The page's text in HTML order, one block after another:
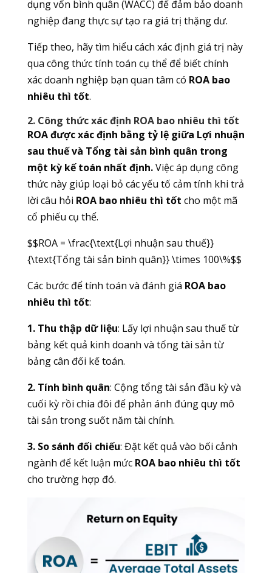
dụng vốn bình quân (WACC) để đảm bảo doanh
nghiệp đang thực sự tạo ra giá trị thặng dư.
Tiếp theo, hãy tìm hiểu cách xác định giá trị này
qua công thức tính toán cụ thể để biết chính
xác doanh nghiệp bạn quan tâm có ROA bao
nhiêu thì tốt.
2. Công thức xác định ROA bao nhiêu thì tốt
ROA được xác định bằng tỷ lệ giữa Lợi nhuận
sau thuế và Tổng tài sản bình quân trong
một kỳ kế toán nhất định.Việc áp dụng công
thức này giúp loại bỏ các yếu tố cảm tính khi trả
lời câu hỏi ROA bao nhiêu thì tốt cho một mã
cổ phiếu cụ thể.
$$ROA = \frac{\text{Lợi nhuận sau thuế}}
{\text{Tổng tài sản bình quân}} \times 100\%$$
Các bước để tính toán và đánh giá ROA bao
nhiêu thì tốt:
1. Thu thập dữ liệu: Lấy lợi nhuận sau thuế từ
bảng kết quả kinh doanh và tổng tài sản từ
bảng cân đối kế toán.
2. Tính bình quân: Cộng tổng tài sản đầu kỳ và
cuối kỳ rồi chia đôi để phản ánh đúng quy mô
tài sản trong suốt năm tài chính.
3. So sánh đối chiếu: Đặt kết quả vào bối cảnh
ngành để kết luận mức ROA bao nhiêu thì tốt
cho trường hợp đó.